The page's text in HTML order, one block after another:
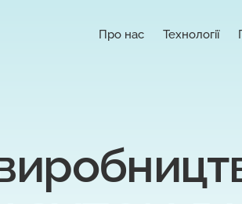
Про нас Технології